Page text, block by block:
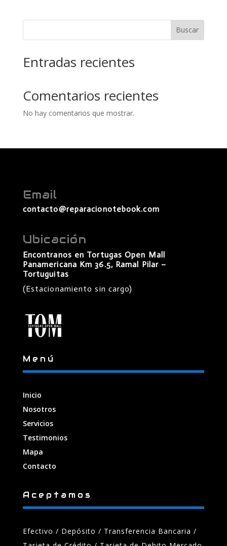
Buscar
Entradas recientes
Comentarios recientes
No hay comentarios que mostrar.
Email
contacto@reparacionotebook.com
Ubicación
Encontranos en Tortugas Open Mall
Panamericana Km 36.5, Ramal Pilar –
Tortuguitas
(Estacionamiento sin cargo)
Menú
Inicio
Nosotros
Servicios
Testimonios
Mapa
Contacto
Aceptamos
Efectivo / Depósito / Transferencia Bancaria /